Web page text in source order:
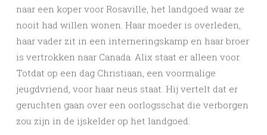
naar een koper voor Rosaville, het landgoed waar ze
nooit had willen wonen. Haar moeder is overleden,
haar vader zit in een interneringskamp en haar broer
is vertrokken naar Canada. Alix staat er alleen voor.
Totdat op een dag Christiaan, een voormalige
jeugdvriend, voor haar neus staat. Hij vertelt dat er
geruchten gaan over een oorlogsschat die verborgen
zou zijn in de ijskelder op het landgoed.